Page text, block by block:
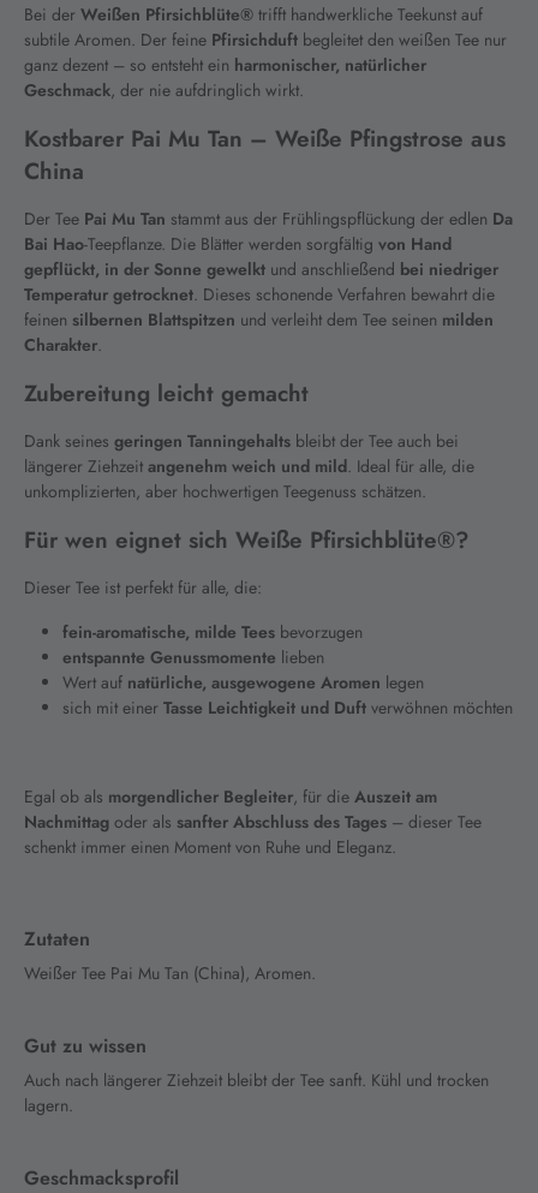
Bei der Weißen Pfirsichblüte® trifft handwerkliche Teekunst auf
subtile Aromen. Der feine Pfirsichduft begleitet den weißen Tee nur
ganz dezent – so entsteht ein harmonischer, natürlicher
Geschmack, der nie aufdringlich wirkt.
Kostbarer Pai Mu Tan – Weiße Pfingstrose aus
China
Der Tee Pai Mu Tan stammt aus der Frühlingspflückung der edlen Da
Bai Hao-Teepflanze. Die Blätter werden sorgfältig von Hand
gepflückt, in der Sonne gewelkt und anschließend bei niedriger
Temperatur getrocknet. Dieses schonende Verfahren bewahrt die
feinen silbernen Blattspitzen und verleiht dem Tee seinen milden
Charakter.
Zubereitung leicht gemacht
Dank seines geringen Tanningehalts bleibt der Tee auch bei
längerer Ziehzeit angenehm weich und mild. Ideal für alle, die
unkomplizierten, aber hochwertigen Teegenuss schätzen.
Für wen eignet sich Weiße Pfirsichblüte®?
Dieser Tee ist perfekt für alle, die:
fein-aromatische, milde Tees bevorzugen
entspannte Genussmomente lieben
Wert auf natürliche, ausgewogene Aromen legen
sich mit einer Tasse Leichtigkeit und Duft verwöhnen möchten
Egal ob als morgendlicher Begleiter, für die Auszeit am
Nachmittag oder als sanfter Abschluss des Tages – dieser Tee
schenkt immer einen Moment von Ruhe und Eleganz.
Zutaten
Weißer Tee Pai Mu Tan (China), Aromen.
Gut zu wissen
Auch nach längerer Ziehzeit bleibt der Tee sanft. Kühl und trocken
lagern.
Geschmacksprofil